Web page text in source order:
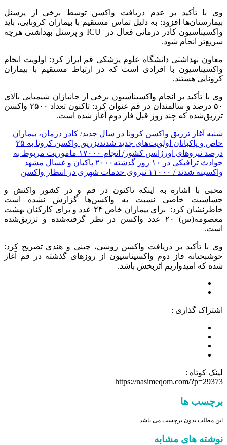
وی با تأکید بر عدم دریافت واکسن توسط برخی از پرسنل
بیمارستان‌ها افزود: به دلیل تماس مستقیم با بیماران کرونایی، باید
واکسیناسیون کادر درمانی فعال در ICU و پرسنل بهداشتی هرچه
سریع‌تر انجام شود.
معاون بهداشتی دانشگاه علوم پزشکی قم ابراز کرد: اولویت انجام
واکسیناسیون با افرادی است که در ارتباط مستقیم با بیماران
کرونایی هستند.
وی با تأکید بر انجام واکسیناسیون برخی از جانبازان شیمیایی بالای
۵۰ درصد و سالمندان در قم عنوان کرد: تاکنون تعداد ۲۵۰۰ واکسن
تزریق‌شده که چند روز قبل فاز دوم آغاز شده است.
شنبه آغاز تزریق واکسن کرونا در سال جدید/ کادر درمان، بیماران
خاص و پاکبانان اولویت‌های جدید شدند
تزریق واکسن کرونا به ۲۵
درصد نیروهای اورژانس کشور/ انجام ۱۷۰۰۰ ماموریت مربوط به
حوادث ترافیکی در ۱۰ روز گذشته
۲۰۰۰ پاکبان و غسال مشهد
واکسینه شدند / ۱۱۰۰۰ نیروی خدمات شهری در انتظار واکسن
محبی با اشاره به اینکه تاکنون در قم و در کشور واکنش و
حساسیت خاصی نسبت به واکسن‌ها گزارش نشده است
خاطرنشان کرد: برای بیماران خاص ۲۴ عدد و برای کارکنان بهشت
معصومه(س) ۲۰ عدد واکسن در نظر گرفته‌شده و تزریق‌شده
است.
وی با تأکید بر دریافت واکسن روسی، چینی و هندی تصریح کرد:
خوشبختانه فاز دوم واکسیناسیون از روزهای گذشته در قم آغاز
شده که امیدواریم اثربخش باشد.
اشتراک گذاری :
لینک کوتاه :
https://nasimeqom.com/?p=29373
برچسب ها
این مطلب بدون برچسب می باشد.
نوشته های مشابه